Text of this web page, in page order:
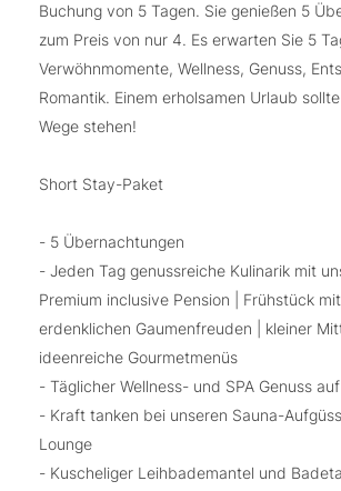
Buchung von 5 Tagen. Sie genießen 5
zum Preis von nur 4. Es erwarten Sie 5
Verwöhnmomente, Wellness, Genuss,
Romantik. Einem erholsamen Urlaub
Wege stehen!
Short Stay-Paket
- 5 Übernachtungen
- Jeden Tag genussreiche Kulinarik mit
Premium inclusive Pension | Frühstück
erdenklichen Gaumenfreuden | kleiner
ideenreiche Gourmetmenüs
- Täglicher Wellness- und SPA Genuss
- Kraft tanken bei unseren Sauna-
Lounge
- Kuscheliger Leihbademantel und